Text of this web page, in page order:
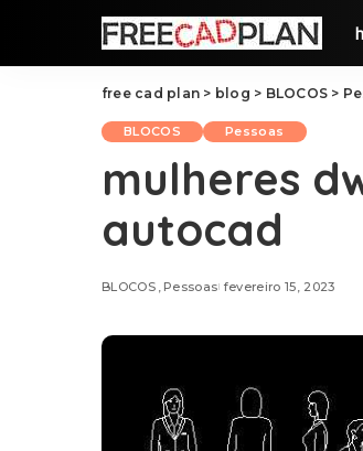
free cad plan > blog > BLOCOS >
BLOCOS Pessoas
mulheres
autocad
BLOCOS Pessoas fevereiro 15, 2023